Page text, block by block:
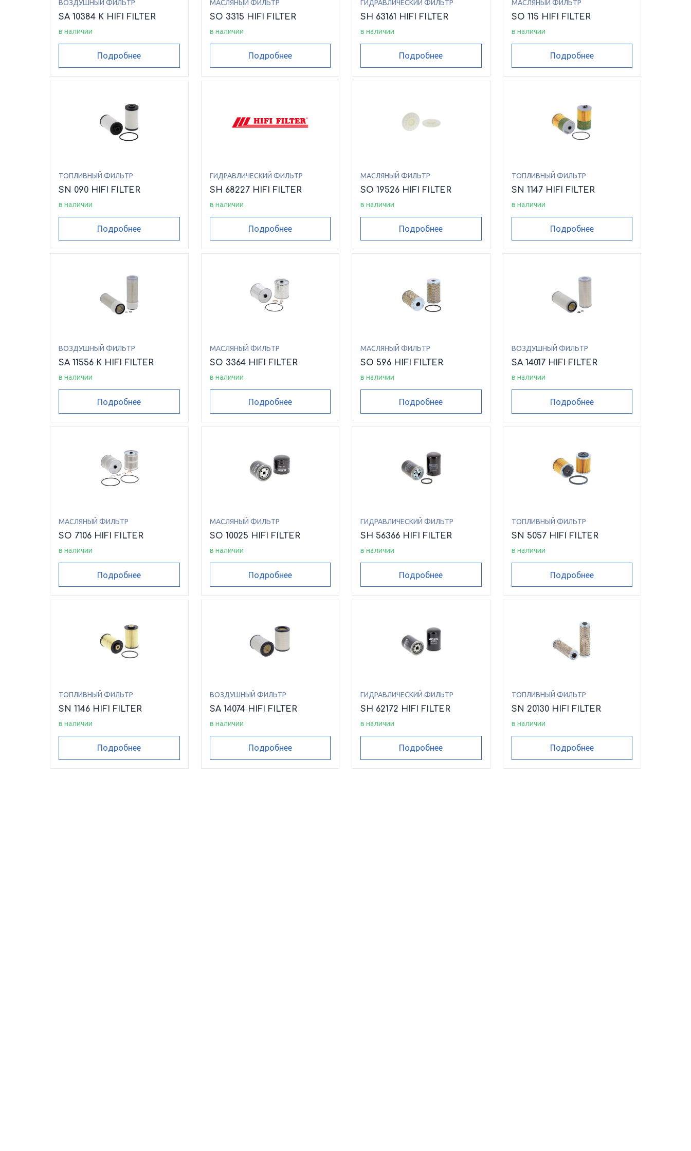
ВОЗДУШНЫЙ ФИЛЬТР
SA 10384 K HIFI FILTER
в наличии
Подробнее
МАСЛЯНЫЙ ФИЛЬТР
SO 3315 HIFI FILTER
в наличии
Подробнее
ГИДРАВЛИЧЕСКИЙ ФИЛЬТР
SH 63161 HIFI FILTER
в наличии
Подробнее
МАСЛЯНЫЙ ФИЛЬТР
SO 115 HIFI FILTER
в наличии
Подробнее
ТОПЛИВНЫЙ ФИЛЬТР
SN 090 HIFI FILTER
в наличии
Подробнее
ГИДРАВЛИЧЕСКИЙ ФИЛЬТР
SH 68227 HIFI FILTER
в наличии
Подробнее
МАСЛЯНЫЙ ФИЛЬТР
SO 19526 HIFI FILTER
в наличии
Подробнее
ТОПЛИВНЫЙ ФИЛЬТР
SN 1147 HIFI FILTER
в наличии
Подробнее
ВОЗДУШНЫЙ ФИЛЬТР
SA 11556 K HIFI FILTER
в наличии
Подробнее
МАСЛЯНЫЙ ФИЛЬТР
SO 3364 HIFI FILTER
в наличии
Подробнее
МАСЛЯНЫЙ ФИЛЬТР
SO 596 HIFI FILTER
в наличии
Подробнее
ВОЗДУШНЫЙ ФИЛЬТР
SA 14017 HIFI FILTER
в наличии
Подробнее
МАСЛЯНЫЙ ФИЛЬТР
SO 7106 HIFI FILTER
в наличии
Подробнее
МАСЛЯНЫЙ ФИЛЬТР
SO 10025 HIFI FILTER
в наличии
Подробнее
ГИДРАВЛИЧЕСКИЙ ФИЛЬТР
SH 56366 HIFI FILTER
в наличии
Подробнее
ТОПЛИВНЫЙ ФИЛЬТР
SN 5057 HIFI FILTER
в наличии
Подробнее
ТОПЛИВНЫЙ ФИЛЬТР
SN 1146 HIFI FILTER
в наличии
Подробнее
ВОЗДУШНЫЙ ФИЛЬТР
SA 14074 HIFI FILTER
в наличии
Подробнее
ГИДРАВЛИЧЕСКИЙ ФИЛЬТР
SH 62172 HIFI FILTER
в наличии
Подробнее
ТОПЛИВНЫЙ ФИЛЬТР
SN 20130 HIFI FILTER
в наличии
Подробнее